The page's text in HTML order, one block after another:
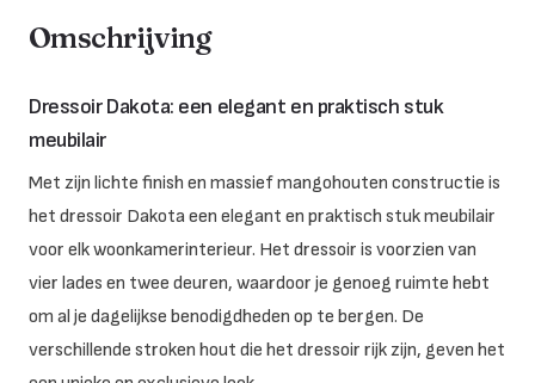
Omschrijving
Dressoir Dakota: een elegant en praktisch stuk
meubilair
Met zijn lichte finish en massief mangohouten constructie is
het dressoir Dakota een elegant en praktisch stuk meubilair
voor elk woonkamerinterieur. Het dressoir is voorzien van
vier lades en twee deuren, waardoor je genoeg ruimte hebt
om al je dagelijkse benodigdheden op te bergen. De
verschillende stroken hout die het dressoir rijk zijn, geven het